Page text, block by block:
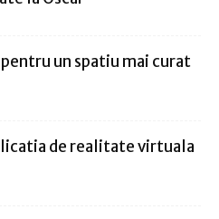
un spatiu mai curat
de realitate virtuala